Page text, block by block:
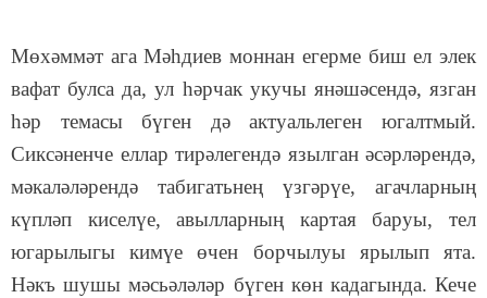
Мөхәммәт ага Мәһдиев моннан егерме биш ел элек
вафат булса да, ул һәрчак укучы янәшәсендә, язган
һәр темасы бүген дә актуальлеген югалтмый.
Сиксәненче еллар тирәлегендә язылган әсәрләрендә,
мәкаләләрендә табигатьнең үзгәрүе, агачларның
күпләп киселүе, авылларның картая баруы, тел
югарылыгы кимүе өчен борчылуы ярылып ята.
Нәкъ шушы мәсьәләләр бүген көн кадагында. Кече